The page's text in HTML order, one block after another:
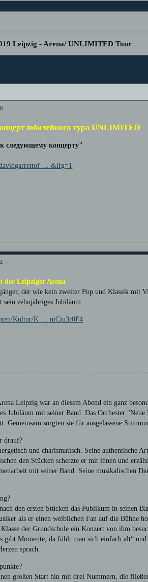
Leipzig - Arena/ UNLIMITED Tour
юбилейного тура UNLIMITED
следующему концерту"
… &ifg=1
der Leipziger Arena
der wie kein zweiter Pop und Klassik mit
zehnjähriges Jubiläum.
Kultur/K … niCiu3r0F4
Leipzig war an diesem Abend ein ganz
Jubiläum mit seiner Band. Das Orchester
Gemeinsam sorgten sie für ausgelassene
drauf?
und charismatisch. Seine authentische
den Stücken scherzte er mit ihnen und
mit seiner Band. Seine musikalischen
den ersten Stücken das Publikum in seinen
als er einen weiblichen Fan auf die Bühne
der Grundschule ein Konzert von ihm
gibt Momente, da fühlt man sich einfach alt“
sprach.
großen Start hin mit drei Nummern, die